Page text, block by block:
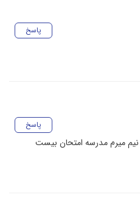
پاسخ
پاسخ
ممنون از سازنده من امروز ساعت ۱۲ نیم میرم مدرسه امتحان بیست